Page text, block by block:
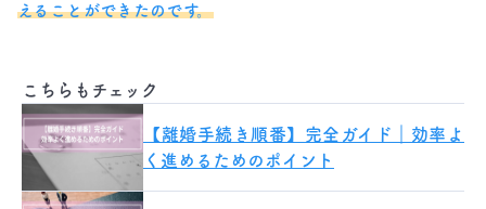
えることができたのです。
こちらもチェック
【離婚手続き順番】完全ガイド｜効率よ
く進めるためのポイント